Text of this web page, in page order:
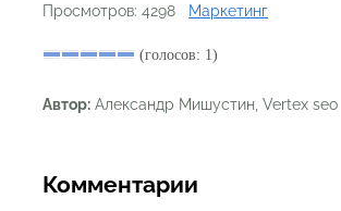
Просмотров: 4298 Маркетинг
(голосов: 1)
Автор: Александр Мишустин, Vertex seo
Комментарии